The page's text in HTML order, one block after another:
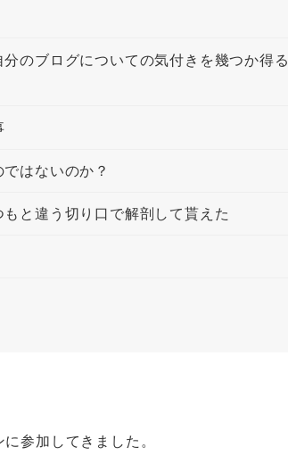
のブログについての気付きを幾つか得る
はないのか？
と違う切り口で解剖して貰えた
参加してきました。